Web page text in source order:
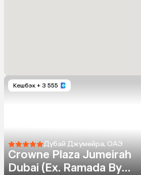
Кешбэк + 3 555
Дубай Джумейра, ОАЭ
Crowne Plaza Jumeirah
Dubai (Ex. Ramada By